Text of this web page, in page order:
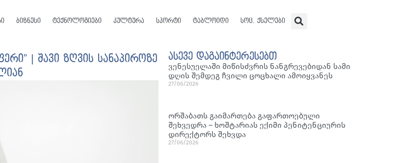
ბიზნესი ტექნოლოგიები კულტურა სპორტი ტაბლოიდი სოც. ქსელები
| შავი ზღვის სანაპიროზე
ასევე დაგაინტერესებთ
ვენესუელაში მიწისძვრის ნანგრევებიდან სამი
დღის შემდეგ ჩვილი ცოცხალი ამოიყვანეს
27/06/2026
ორშაბათს გაიმართება გაფართოებული
შეხვედრა – ხოშტარიას ექიმი პენიტენციურის
დირექტორს შეხვდა
27/06/2026